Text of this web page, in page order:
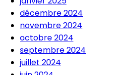
décembre 2024
novembre 2024
octobre 2024
septembre 2024
juillet 2024